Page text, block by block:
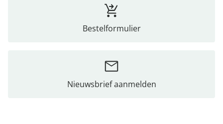
Bestelformulier
Nieuwsbrief aanmelden